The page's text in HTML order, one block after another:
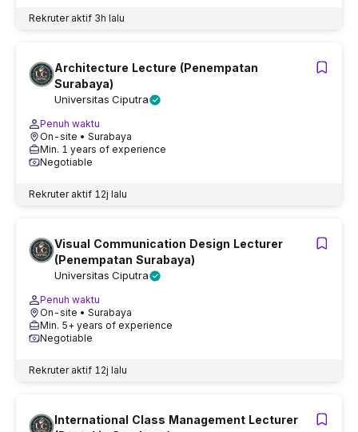
Rekruter aktif 3h lalu
Architecture Lecture (Penempatan
Surabaya)
Universitas Ciputra
Penuh waktu
On-site • Surabaya
Min. 1 years of experience
Negotiable
Rekruter aktif 12j lalu
Visual Communication Design Lecturer
(Penempatan Surabaya)
Universitas Ciputra
Penuh waktu
On-site • Surabaya
Min. 5+ years of experience
Negotiable
Rekruter aktif 12j lalu
International Class Management Lecturer